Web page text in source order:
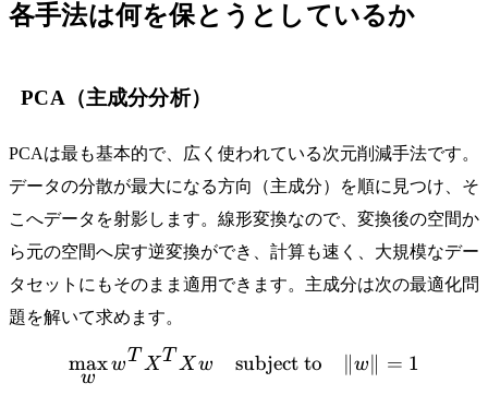
各手法は何を保とうとしているか
PCA（主成分分析）
PCAは最も基本的で、広く使われている次元削減手法です。
データの分散が最大になる方向（主成分）を順に見つけ、そ
こへデータを射影します。線形変換なので、変換後の空間か
ら元の空間へ戻す逆変換ができ、計算も速く、大規模なデー
タセットにもそのまま適用できます。主成分は次の最適化問
題を解いて求めます。
\max_{w} w^T X^T X w
w
maxwT XT Xw subject to w = 1